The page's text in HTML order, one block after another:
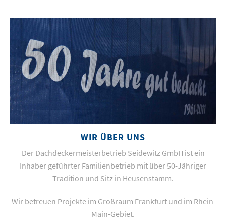
WIR ÜBER UNS
Der Dachdeckermeisterbetrieb Seidewitz GmbH ist ein
Inhaber geführter Familienbetrieb mit über 50-Jähriger
Tradition und Sitz in Heusenstamm.
Wir betreuen Projekte im Großraum Frankfurt und im Rhein-
Main-Gebiet.